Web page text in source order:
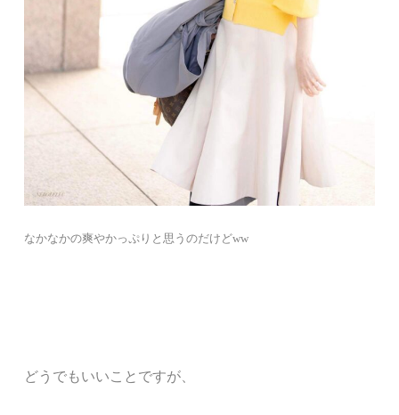
なかなかの爽やかっぷりと思うのだけどww
どうでもいいことですが、